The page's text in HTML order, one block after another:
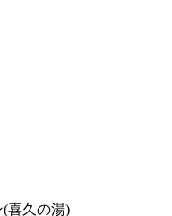
喜久の湯)